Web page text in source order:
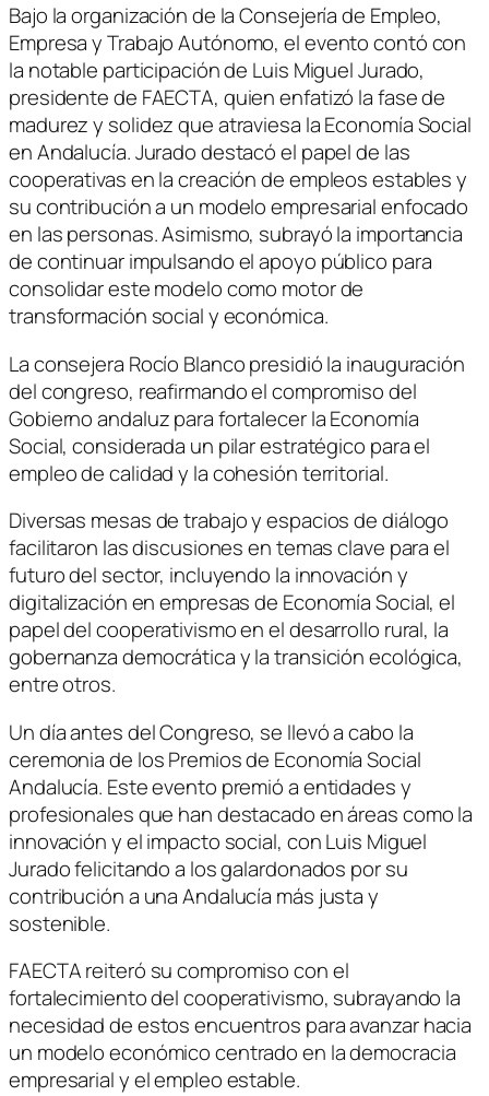
Bajo la organización de la Consejería de Empleo,
Empresa y Trabajo Autónomo, el evento contó con
la notable participación de Luis Miguel Jurado,
presidente de FAECTA, quien enfatizó la fase de
madurez y solidez que atraviesa la Economía Social
en Andalucía. Jurado destacó el papel de las
cooperativas en la creación de empleos estables y
su contribución a un modelo empresarial enfocado
en las personas. Asimismo, subrayó la importancia
de continuar impulsando el apoyo público para
consolidar este modelo como motor de
transformación social y económica.
La consejera Rocío Blanco presidió la inauguración
del congreso, reafirmando el compromiso del
Gobierno andaluz para fortalecer la Economía
Social, considerada un pilar estratégico para el
empleo de calidad y la cohesión territorial.
Diversas mesas de trabajo y espacios de diálogo
facilitaron las discusiones en temas clave para el
futuro del sector, incluyendo la innovación y
digitalización en empresas de Economía Social, el
papel del cooperativismo en el desarrollo rural, la
gobernanza democrática y la transición ecológica,
entre otros.
Un día antes del Congreso, se llevó a cabo la
ceremonia de los Premios de Economía Social
Andalucía. Este evento premió a entidades y
profesionales que han destacado en áreas como la
innovación y el impacto social, con Luis Miguel
Jurado felicitando a los galardonados por su
contribución a una Andalucía más justa y
sostenible.
FAECTA reiteró su compromiso con el
fortalecimiento del cooperativismo, subrayando la
necesidad de estos encuentros para avanzar hacia
un modelo económico centrado en la democracia
empresarial y el empleo estable.